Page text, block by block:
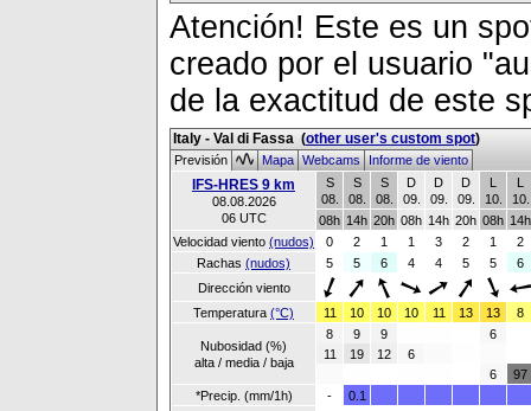
Atención! Este es un
creado por el usuario
de la exactitud de este
Italy - Val di Fassa (other user's custom spot)
Previsión MapaWebcamsInforme de viento
IFS-HRES 9 km
08.08.2026
06 UTC
S
08.
S
08.
S
08.
D
09.
D
09.
D
09.
L
10.
L
10.
08h 14h 20h 08h 14h 20h 08h 14h
Velocidad viento (nudos) 0 2 1 1 3 2 1
2
Rachas (nudos) 5 5 6 4 4 5 5
6
Dirección viento
Temperatura (°C) 11 10 10 10 11 13 13 8
Nubosidad (%)
alta / media / baja
8
11
9
19
9
12
6
6
6
97
*Precip. (mm/1h)
- 0.1